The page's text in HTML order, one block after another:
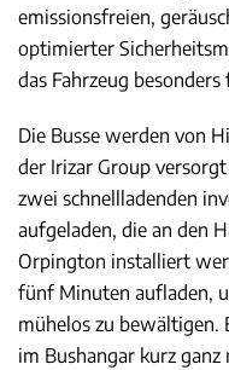
emissionsfreien,
optimierter
das Fahrzeug
Die Busse werden von
der Irizar Group
zwei schnellladenden
aufgeladen, die an den
Orpington installiert
fünf Minuten aufladen,
mühelos zu bewältigen.
im Bushangar kurz ganz